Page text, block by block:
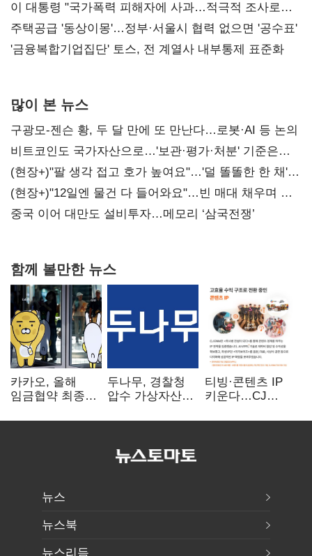
총선 지휘 못해"
이 대통령 "국가폭력 피해자에 사과…적극적 조사로
진실 밝혀야"
주택공급 '동상이몽'…정부·서울시 협력 없으면 '공수표'
'금융복합기업집단' 토스, 전 계열사 내부통제 표준화
많이 본 뉴스
구광모-젠슨 황, 두 달 만에 또 만난다…로봇·AI 등 논의
비트코인도 국가자산으로…'보관·평가·처분' 기준은
숙제
(현장+)"팔 생각 접고 호가 높여요"…'덜 똘똘한 한 채'
20억 키맞추기
(현장+)"12일엔 물건 다 들어와요"…빈 매대 채우며 문
연 홈플러스
중국 이어 대만도 설비투자…메모리 ‘삼국전쟁’
함께 볼만한 뉴스
카카오, 올해
임금협약 최종
인상·격려금
두나무, 경찰청
압수 가상자산
커스터디 사업
티빙·콘텐츠 IP
키운다…CJ
글로벌 확장 가속
뉴스
뉴스북
뉴스리듬